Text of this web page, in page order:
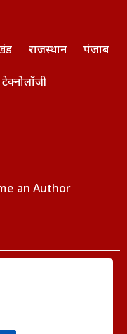
राजस्थान पंजाब
टेक्नोलॉजी
an Author